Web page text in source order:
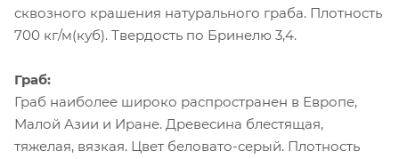
сквозного крашения натурального граба. Плотность
700 кг/м(куб). Твердость по Бринелю 3,4.
Граб:
Граб наиболее широко распространен в Европе,
Малой Азии и Иране. Древесина блестящая,
тяжелая, вязкая. Цвет беловато-серый. Плотность